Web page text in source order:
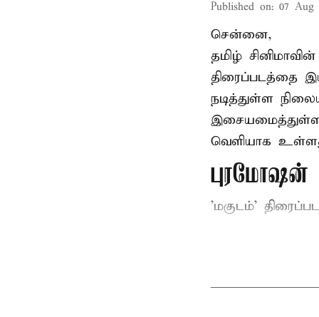
Published on: 07 Aug
சென்னை,
தமிழ்
திரைப்படத்தை
நடித்துள்ள
இசையமைத்துள்ள
வெளியாக
புரமோஷன்
'மகுடம்'